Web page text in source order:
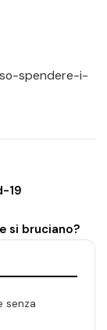
spendere-i-
19
si bruciano?
senza